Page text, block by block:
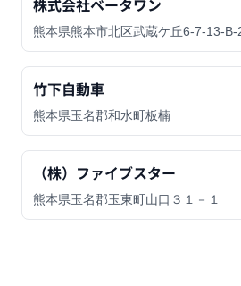
株式会社ベータワン
熊本県熊本市北区武蔵ケ丘6-7-13-B-
竹下自動車
熊本県玉名郡和水町板楠
（株）ファイブスター
熊本県玉名郡玉東町山口３１－１